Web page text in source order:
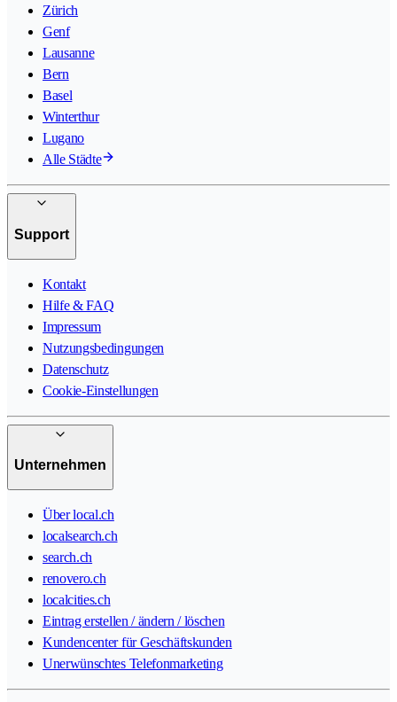
Zürich
Genf
Lausanne
Bern
Basel
Winterthur
Lugano
Alle Städte
Support
Kontakt
Hilfe & FAQ
Impressum
Nutzungsbedingungen
Datenschutz
Cookie-Einstellungen
Unternehmen
Über local.ch
localsearch.ch
search.ch
renovero.ch
localcities.ch
Eintrag erstellen / ändern / löschen
Kundencenter für Geschäftskunden
Unerwünschtes Telefonmarketing